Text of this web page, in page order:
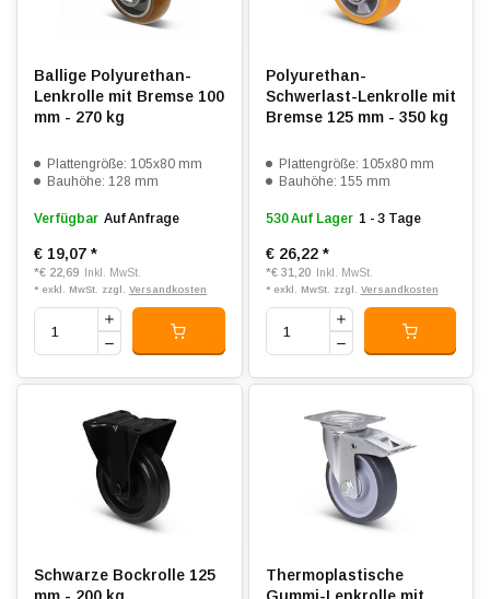
Ballige Polyurethan-
Lenkrolle mit Bremse 100
mm - 270 kg
Plattengröße: 105x80 mm
Bauhöhe: 128 mm
Verfügbar Auf Anfrage
€ 19,07 *
*€ 22,69 Inkl. MwSt.
* exkl. MwSt. zzgl. Versandkosten
Polyurethan-
Schwerlast-Lenkrolle mit
Bremse 125 mm - 350 kg
Plattengröße: 105x80 mm
Bauhöhe: 155 mm
530 Auf Lager 1 - 3 Tage
€ 26,22 *
*€ 31,20 Inkl. MwSt.
* exkl. MwSt. zzgl. Versandkosten
Schwarze Bockrolle 125
Thermoplastische